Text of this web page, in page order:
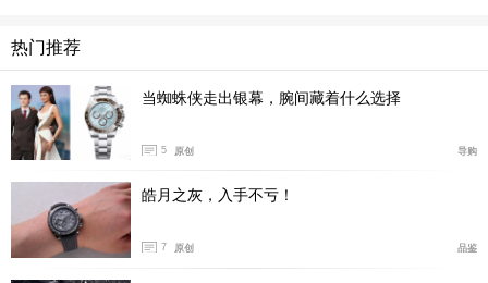
题。
朗格 A.lange&Sohne
热门推荐
当蜘蛛侠走出银幕，腕间藏着什么选择
5 原创 导购
皓月之灰，入手不亏！
7 原创 品鉴